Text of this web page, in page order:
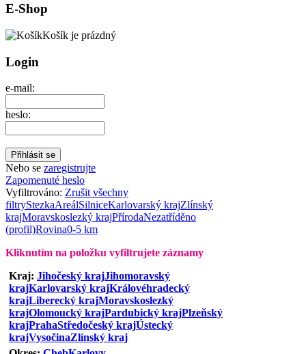
E-Shop
Košík je prázdný
Login
e-mail:
heslo:
Nebo se zaregistrujte
Zapomenuté heslo
Vyfiltrováno: Zrušit všechny
filtryStezkaAreálSilniceKarlovarský krajZlínský
krajMoravskoslezký krajPřírodaNezatříděno
(profil)Rovina0-5 km
Kliknutím na položku vyfiltrujete záznamy
Kraj: Jihočeský krajJihomoravský
krajKarlovarský krajKrálovéhradecký
krajLiberecký krajMoravskoslezký
krajOlomoucký krajPardubický krajPlzeňský
krajPrahaStředočeský krajÚstecký
krajVysočinaZlínský kraj